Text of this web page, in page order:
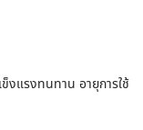
งแรงทนทาน อายุการใช้